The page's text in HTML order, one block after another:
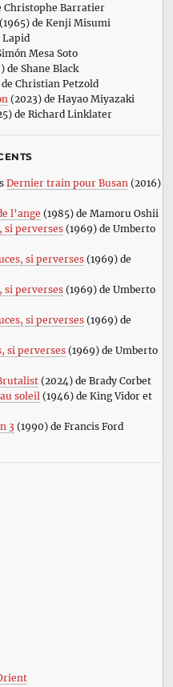
Christophe Barratier
(1965) de Kenji Misumi
Lapid
Mesa Soto
de Shane Black
Christian Petzold
(2023) de Hayao Miyazaki
de Richard Linklater
Dernier train pour Busan (2016)
l’ange (1985) de Mamoru Oshii
si perverses(1969) de Umberto
si perverses(1969) de
si perverses(1969) de Umberto
si perverses(1969) de
si perverses(1969) de Umberto
(2024) de Brady Corbet
soleil (1946) de King Vidor et
3 (1990) de Francis Ford